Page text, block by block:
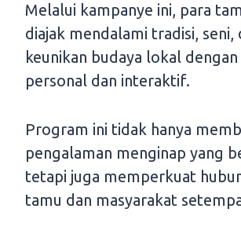
Melalui kampanye ini, para
diajak mendalami tradisi, seni,
keunikan budaya lokal dengan
personal dan interaktif.
Program ini tidak hanya
pengalaman menginap yang
tetapi juga memperkuat
tamu dan masyarakat